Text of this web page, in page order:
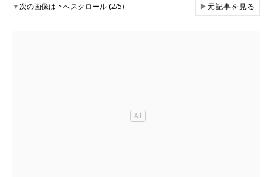
▼次の画像は下へスクロール (2/5) ▶元記事を見る